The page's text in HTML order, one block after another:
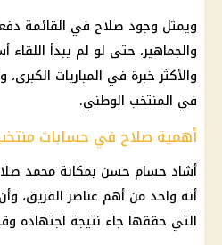
ويمثل وجود صلاح في القائمة
والجماهير، حتى لو لم يبدأ اللقاء
والأكثر خبرة في المباريات
في المنتخب الوطني.
أهمية صلاح في حسابات
أشاد حسام حسن بمكانة محمد
أنه واحد من أهم عناصر الفريق،
التي حققها جاء نتيجة اجتهاده